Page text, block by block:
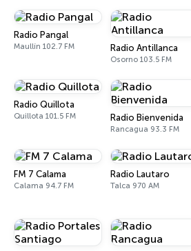
Radio Pangal
Maullín 102.7 FM Radio Antillanca
Osorno 103.5 FM
Radio Quillota
Quillota 101.5 FM Radio Bienvenida
Rancagua 93.3 FM
FM 7 Сalama
Calama 94.7 FM
Radio Lautaro
Talca 970 AM